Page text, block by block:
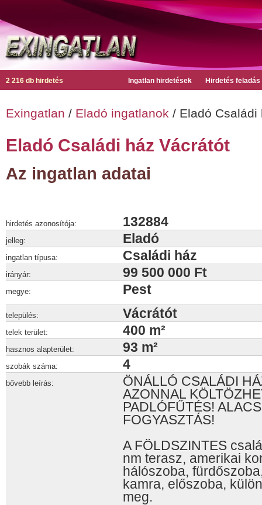
2 216 db hirdetés Ingatlan hirdetések Hirdetés feladás
Exingatlan / Eladó ingatlanok / Eladó Családi
Eladó Családi ház Vácrátót
Az ingatlan adatai
hirdetés azonosítója: 132884
jelleg: Eladó
ingatlan típusa: Családi ház
irányár: 99 500 000 Ft
megye: Pest
település: Vácrátót
telek terület: 400 m²
hasznos alapterület: 93 m²
szobák száma: 4
bővebb leírás:
ÖNÁLLÓ CSALÁDI
AZONNAL
PADLÓFŰTÉS!
FOGYASZTÁS!
A FÖLDSZINTES
nm terasz, amerikai
hálószoba,
kamra, előszoba,
meg.